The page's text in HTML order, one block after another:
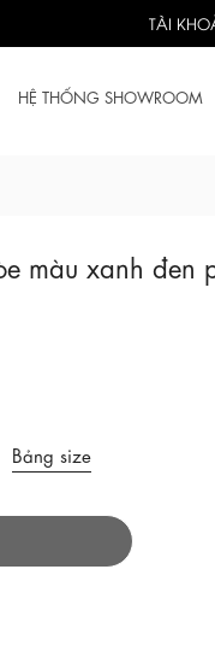
TÀI
HỆ THỐNG SHOWROOM
màu xanh đen
Bảng size